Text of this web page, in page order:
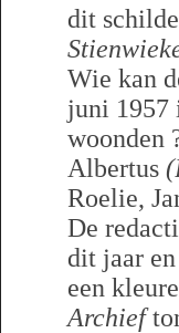
dit
Wie kan
juni 1957
woonden
Albertus
Roelie,
De
dit jaar
een
Archief